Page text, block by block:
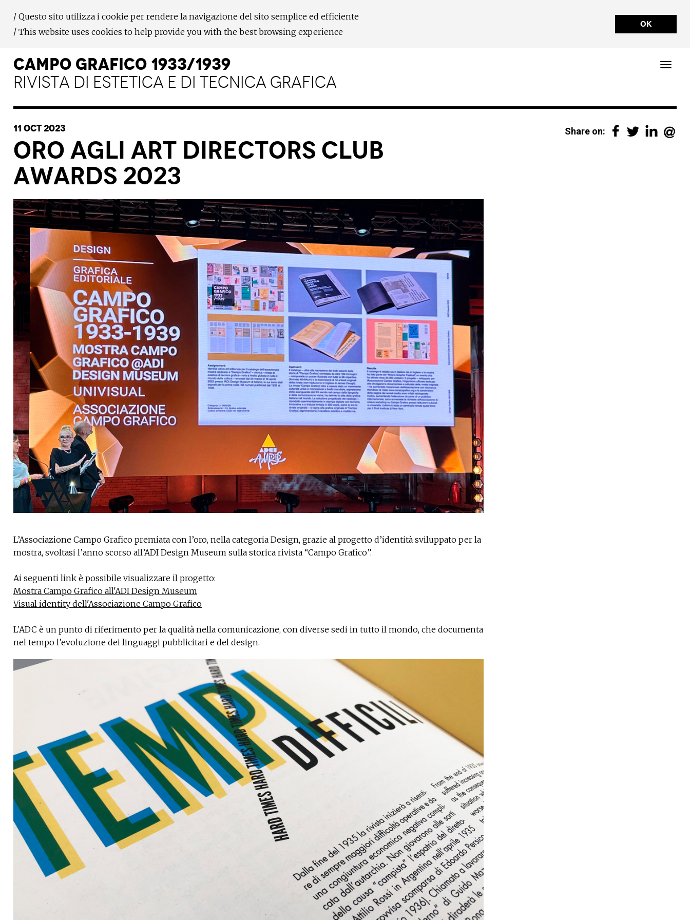
/ Questo sito utilizza i cookie per rendere la navigazione del sito semplice ed efficiente
/ This website uses cookies to help provide you with the best browsing experience
OK
CAMPO GRAFICO 1933/1939
RIVISTA DI ESTETICA E DI TECNICA GRAFICA
11 Oct 2023 Share on:
Oro agli Art Directors Club
Awards 2023
L’Associazione Campo Grafico premiata con l’oro, nella categoria Design, grazie al progetto d’identità sviluppato per la
mostra, svoltasi l’anno scorso all’ADI Design Museum sulla storica rivista “Campo Grafico”.
Ai seguenti link è possibile visualizzare il progetto:
Mostra Campo Grafico all'ADI Design Museum
Visual identity dell'Associazione Campo Grafico
L'ADC è un punto di riferimento per la qualità nella comunicazione, con diverse sedi in tutto il mondo, che documenta
nel tempo l’evoluzione dei linguaggi pubblicitari e del design.